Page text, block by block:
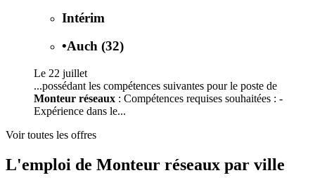
Intérim
•Auch (32)
Le 22 juillet
...possédant les compétences suivantes pour le poste de
Monteur réseaux : Compétences requises souhaitées : -
Expérience dans le...
Voir toutes les offres
L'emploi de Monteur réseaux par ville